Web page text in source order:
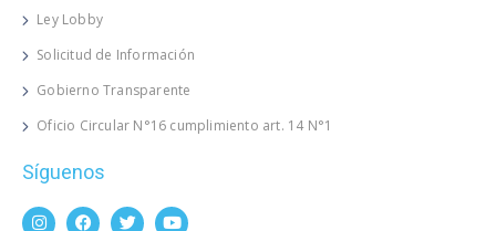
Ley Lobby
Solicitud de Información
Gobierno Transparente
Oficio Circular N°16 cumplimiento art. 14 N°1
Síguenos